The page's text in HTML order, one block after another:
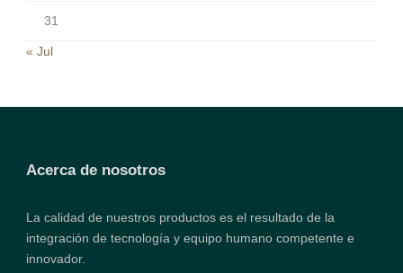
31
« Jul
Acerca de nosotros
La calidad de nuestros productos es el resultado de la
integración de tecnología y equipo humano competente e
innovador.